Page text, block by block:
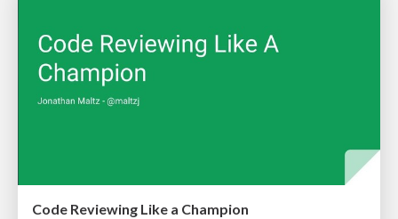
Code Reviewing Like a Champion